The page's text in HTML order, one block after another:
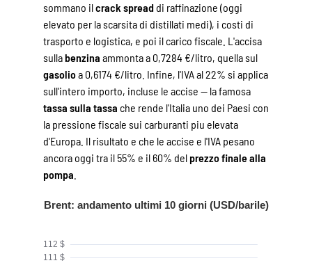
sommano ilcrack spreaddi raffinazione (oggi
elevato per la scarsita di distillati medi), i costi di
trasporto e logistica, e poi il carico fiscale. L'accisa
sullabenzina ammonta a 0,7284 €/litro, quella sul
gasolioa 0,6174 €/litro. Infine, l'IVA al 22% si applica
sull'intero importo, incluse le accise — la famosa
tassa sulla tassa che rende l'Italia uno dei Paesi con
la pressione fiscale sui carburanti piu elevata
d'Europa. Il risultato e che le accise e l'IVA pesano
ancora oggi tra il 55% e il 60% del prezzo finale alla
pompa